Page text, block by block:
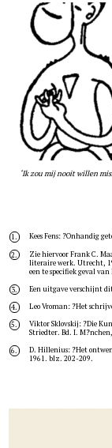
‘Ik zou mij nooit willen
1. Kees Fens: ?Onhandig
2.
Zie hiervoor Frank C.
literaire werk. Utrecht,
een te specifiek geval
3.
Een uitgave verschijnt
4.
Leo Vroman: ?Het
5.
Viktor Sklovskij: ?Die
Striedter. Bd. I.
6.
D. Hillenius: ?Het
1961. blz. 202-209.